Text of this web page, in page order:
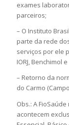
exames
parceiros;
– O Instituto
parte da rede
serviços por ele
IORJ, Benchimol
– Retorno da
do Carmo
Obs.: A
acontecem